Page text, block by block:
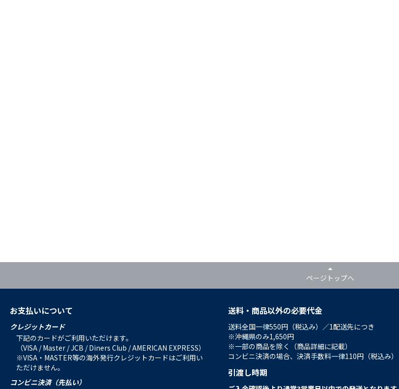
ページトップへ
お支払いについて
クレジットカード
下記のカードがご利用いただけます。
（VISA / Master / JCB / Diners Club / AMERICAN EXPRESS）
※VISA・MASTER等の海外発行クレジットカードはご利用い
ただけません。
コンビニ決済（先払い）
送料・商品以外の必要代金
送料全国一律550円（税込み）／1配送先につき
※沖縄県のみ1,650円
※一部の商品を除く（商品詳細に記載）
コンビニ決済の場合、決済手数料一律110円（税込み）
引渡し時期